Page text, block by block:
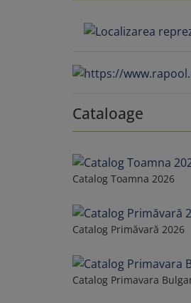
Cataloage
Catalog Toamna 2026
Catalog Primăvară 2026
Catalog Primavara